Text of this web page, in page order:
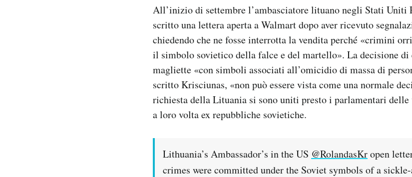
All’inizio di settembre l’ambasciatore lituano negli Stati Uniti
scritto una lettera aperta a Walmart dopo aver ricevuto
chiedendo che ne fosse interrotta la vendita perché «crimini
il simbolo sovietico della falce e del martello». La decisione di
magliette «con simboli associati all’omicidio di massa di
scritto Krisciunas, «non può essere vista come una normale
richiesta della Lituania si sono uniti presto i parlamentari
a loro volta ex repubbliche sovietiche.
Lithuania’s Ambassador’s in the US @RolandasKropen
crimes were committed under the Soviet symbols of a